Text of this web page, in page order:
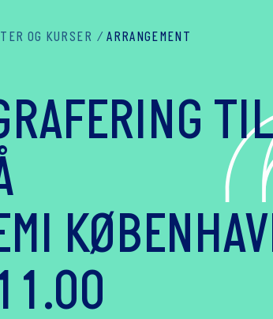
OG KURSER ARRANGEMENT
TIL